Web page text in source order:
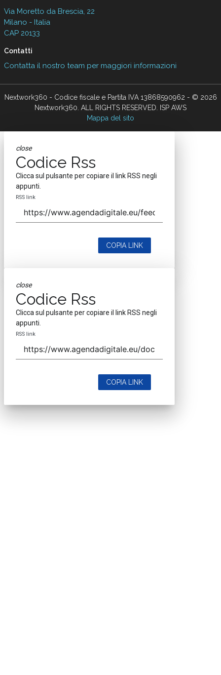
Via Moretto da Brescia, 22
Milano - Italia
CAP 20133
Contatti
Contatta il nostro team per maggiori informazioni
Nextwork360 - Codice fiscale e Partita IVA 13868590962 - © 2026
Nextwork360. ALL RIGHTS RESERVED. ISP AWS
Mappa del sito
close
Codice Rss
Clicca sul pulsante per copiare il link RSS negli
appunti.
RSS link
COPIA LINK
close
Codice Rss
Clicca sul pulsante per copiare il link RSS negli
appunti.
RSS link
COPIA LINK